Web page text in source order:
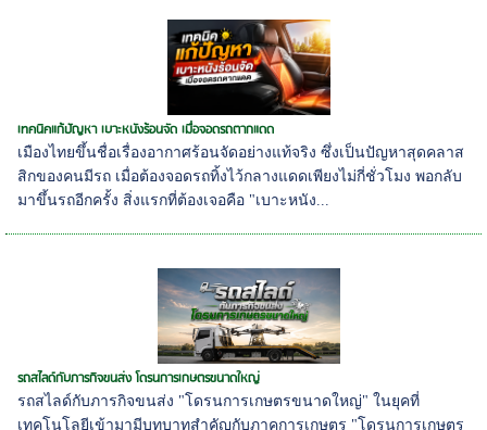
เทคนิคแก้ปัญหา เบาะหนังร้อนจัด เมื่อจอดรถตากแดด
เมืองไทยขึ้นชื่อเรื่องอากาศร้อนจัดอย่างแท้จริง ซึ่งเป็นปัญหาสุดคลาส
สิกของคนมีรถ เมื่อต้องจอดรถทิ้งไว้กลางแดดเพียงไม่กี่ชั่วโมง พอกลับ
มาขึ้นรถอีกครั้ง สิ่งแรกที่ต้องเจอคือ "เบาะหนัง...
รถสไลด์กับภารกิจขนส่ง โดรนการเกษตรขนาดใหญ่
รถสไลด์กับภารกิจขนส่ง "โดรนการเกษตรขนาดใหญ่" ในยุคที่
เทคโนโลยีเข้ามามีบทบาทสำคัญกับภาคการเกษตร "โดรนการเกษตร